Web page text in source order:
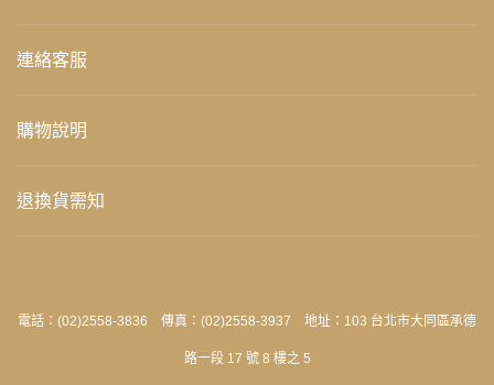
連絡客服
購物說明
退換貨需知
電話：(02)2558-3836 傳真：(02)2558-3937 地址：103 台北市大同區承德
路一段 17 號 8 樓之 5